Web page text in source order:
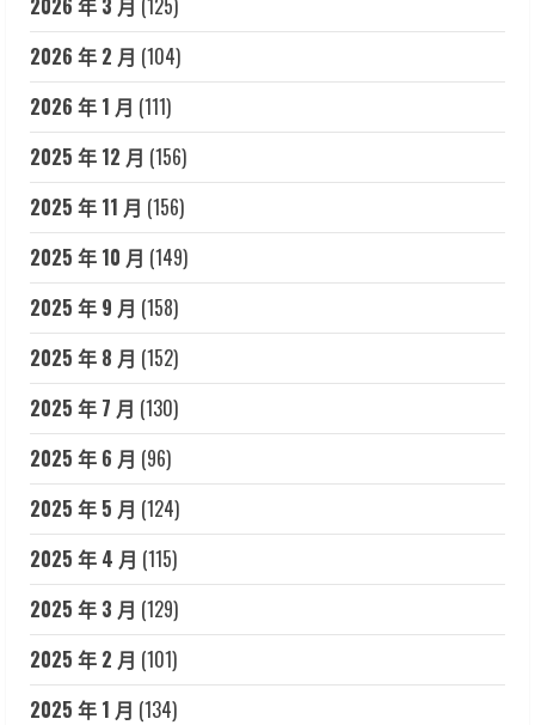
2026 年 3 月 (125)
2026 年 2 月 (104)
2026 年 1 月 (111)
2025 年 12 月 (156)
2025 年 11 月 (156)
2025 年 10 月 (149)
2025 年 9 月 (158)
2025 年 8 月 (152)
2025 年 7 月 (130)
2025 年 6 月 (96)
2025 年 5 月 (124)
2025 年 4 月 (115)
2025 年 3 月 (129)
2025 年 2 月 (101)
2025 年 1 月 (134)